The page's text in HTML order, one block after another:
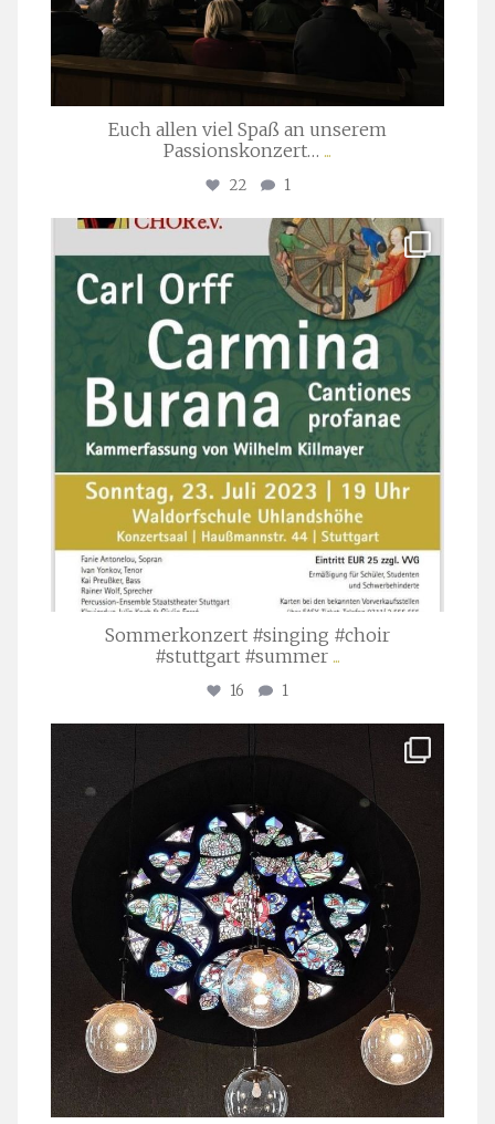
Euch allen viel Spaß an unserem
Passionskonzert… ...
22 1
stuttgarter_oratorienchor
Juli 22
Sommerkonzert #singing #choir
#stuttgart #summer ...
16 1
Apr. 1